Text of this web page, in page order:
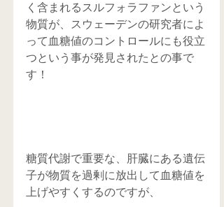
く含まれるスルフォラファンという
物質が、スウェーデンの研究者によ
って血糖値のコントロールにも役立
つという事が発見されたとの事で
す！
糖質代謝で重要な、肝臓にある遺伝
子が物質を過剰に放出して血糖値を
上げやすくするのですが、